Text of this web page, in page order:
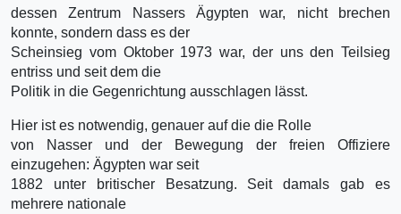
dessen Zentrum Nassers Ägypten war, nicht brechen
konnte, sondern dass es der
Scheinsieg vom Oktober 1973 war, der uns den Teilsieg
entriss und seit dem die
Politik in die Gegenrichtung ausschlagen lässt.
Hier ist es notwendig, genauer auf die die Rolle
von Nasser und der Bewegung der freien Offiziere
einzugehen: Ägypten war seit
1882 unter britischer Besatzung. Seit damals gab es
mehrere nationale